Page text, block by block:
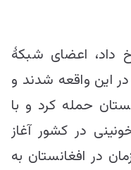
سپتامبر رخ داد، اعضای شبکۀ
این واقعه شدند و
حمله کرد و با
در کشور آغاز
در افغانستان به